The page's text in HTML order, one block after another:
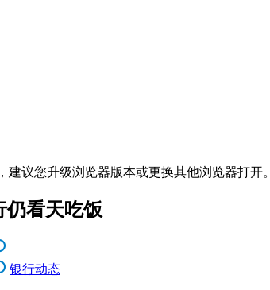
议您升级浏览器版本或更换其他浏览器打开。
仍看天吃饭
银行动态